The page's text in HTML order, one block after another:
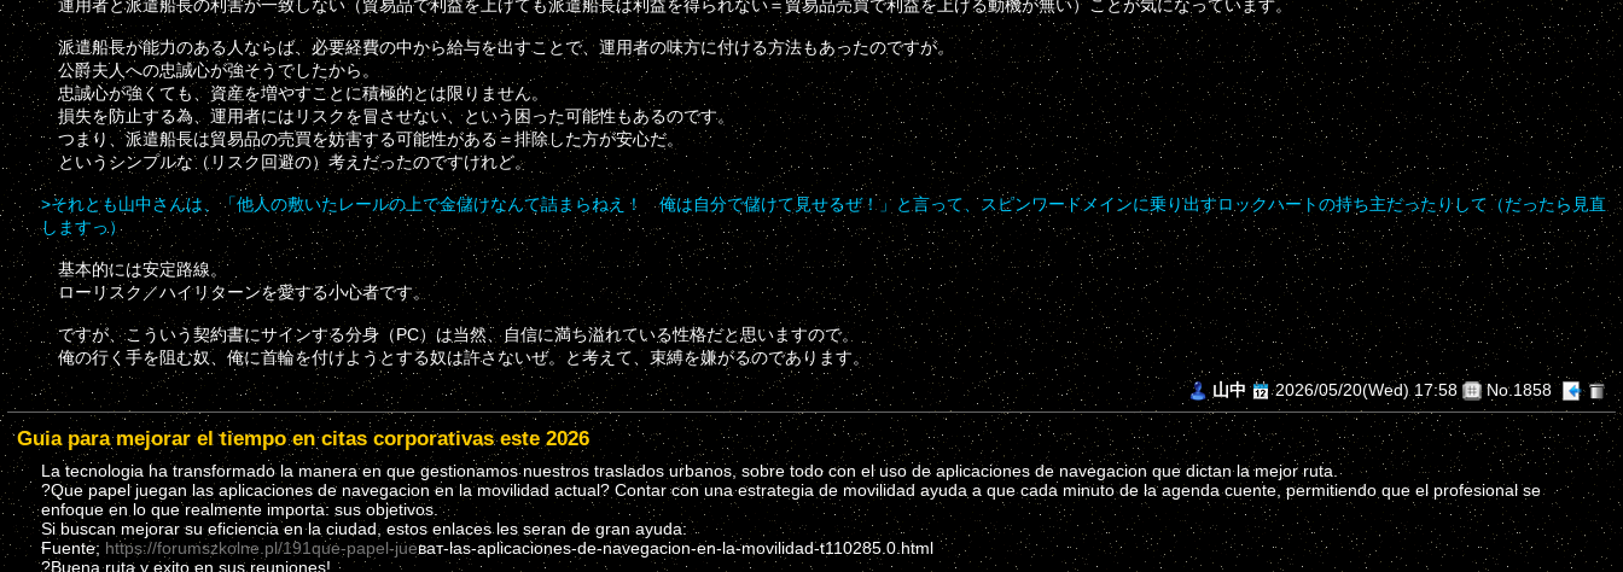
運用者と派遣船長の利害が一致しない（貿易品で利益を上げても派遣船長は利益を得られない＝貿易品売買で利益を上げる動機が無い）ことが気になっています。
派遣船長が能力のある人ならば、必要経費の中から給与を出すことで、運用者の味方に付ける方法もあったのですが。
公爵夫人への忠誠心が強そうでしたから。
忠誠心が強くても、資産を増やすことに積極的とは限りません。
損失を防止する為、運用者にはリスクを冒させない、という困った可能性もあるのです。
つまり、派遣船長は貿易品の売買を妨害する可能性がある＝排除した方が安心だ。
というシンプルな（リスク回避の）考えだったのですけれど。
>それとも山中さんは、「他人の敷いたレールの上で金儲けなんて詰まらねえ！ 俺は自分で儲けて見せるぜ！」と言って、スピンワードメインに乗り出すロックハートの持ち主だったりして（だったら見直
しますっ）
基本的には安定路線。
ローリスク／ハイリターンを愛する小心者です。
ですが、こういう契約書にサインする分身（PC）は当然、自信に満ち溢れている性格だと思いますので。
俺の行く手を阻む奴、俺に首輪を付けようとする奴は許さないぜ。と考えて、束縛を嫌がるのであります。
山中
2026/05/20(Wed) 17:58 No.1858
Guia para mejorar el tiempo en citas corporativas este 2026
La tecnologia ha transformado la manera en que gestionamos nuestros traslados urbanos, sobre todo con el uso de aplicaciones de navegacion que dictan la mejor ruta.
?Que papel juegan las aplicaciones de navegacion en la movilidad actual? Contar con una estrategia de movilidad ayuda a que cada minuto de la agenda cuente, permitiendo que el profesional se
enfoque en lo que realmente importa: sus objetivos.
Si buscan mejorar su eficiencia en la ciudad, estos enlaces les seran de gran ayuda:
Fuente; https://forumszkolne.pl/191que-papel-jueват-las-aplicaciones-de-navegacion-en-la-movilidad-t110285.0.html
?Buena ruta y exito en sus reuniones!